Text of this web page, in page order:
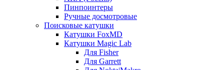
Пинпоинтеры
Ручные досмотровые
Поисковые катушки
Катушки FoxMD
Катушки Magic Lab
Для Fisher
Для Garrett